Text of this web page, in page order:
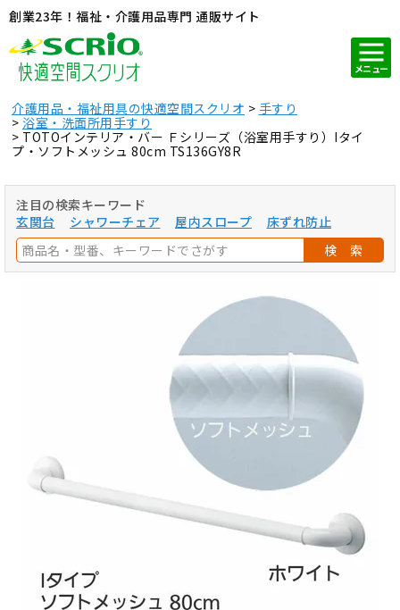
創業23年！福祉・介護用品専門 通販サイト
メニュー
介護用品・福祉用具の快適空間スクリオ
手すり
浴室・洗面所用手すり
TOTOインテリア・バー Ｆシリーズ（浴室用手すり）Iタイ
プ・ソフトメッシュ 80cm TS136GY8R
注目の検索キーワード
玄関台
シャワーチェア 屋内スロープ
床ずれ防止
検 索